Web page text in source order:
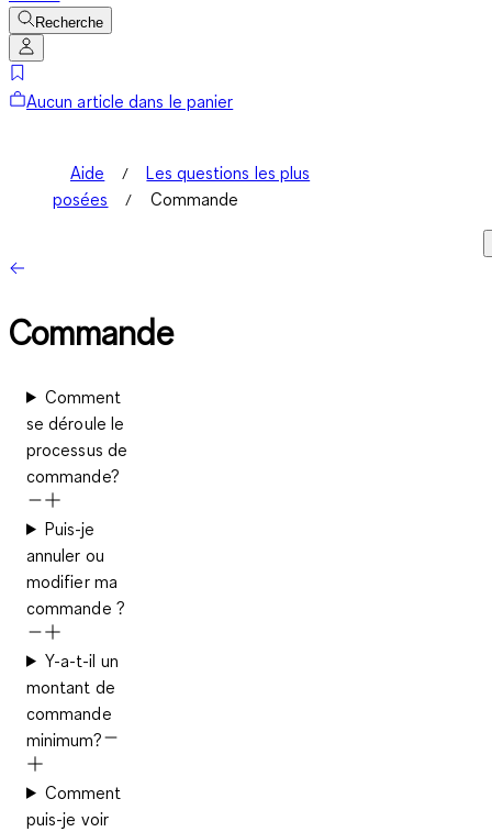
Recherche
Aucun article dans le panier
Aide
Les questions les plus
posées
Commande
Commande
Comment
se déroule le
processus de
commande?
Puis-je
annuler ou
modifier ma
commande ?
Y-a-t-il un
montant de
commande
minimum?
Comment
puis-je voir